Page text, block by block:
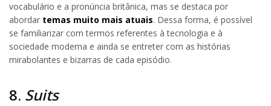
vocabulário e a pronúncia britânica, mas se destaca por
abordar temas muito mais atuais. Dessa forma, é possível
se familiarizar com termos referentes à tecnologia e à
sociedade moderna e ainda se entreter com as histórias
mirabolantes e bizarras de cada episódio.
8. Suits